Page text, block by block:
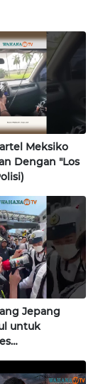
Meksiko
Dengan "Los
Jepang
untuk
Fujisawa